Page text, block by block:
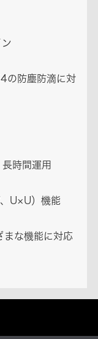
の防塵防滴に対
時間運用
U×U）機能
まな機能に対応